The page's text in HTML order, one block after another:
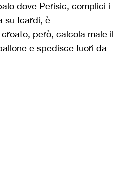
dove Perisic, complici i
su Icardi, è
però, calcola male il
e spedisce fuori da